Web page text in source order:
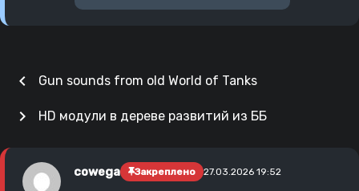
chevron_left Gun sounds from old World of Tanks
HD модули в дереве развитий из ББ
chevron_right
cowega Закреплено 27.03.2026 19:52